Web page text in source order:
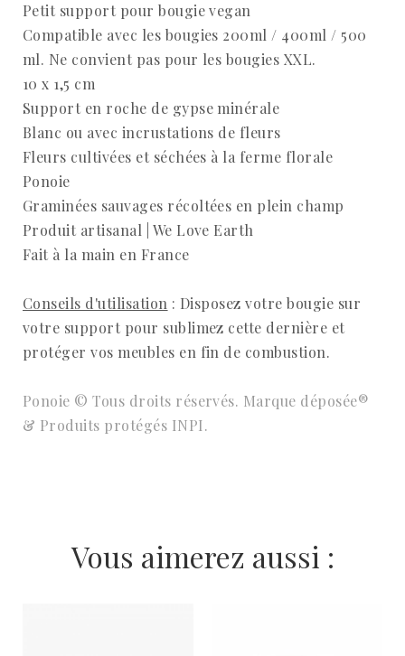
Petit support pour bougie vegan
Compatible avec les bougies 200ml / 400ml / 500
ml. Ne convient pas pour les bougies XXL.
10 x 1,5 cm
Support en roche de gypse minérale
Blanc ou avec incrustations de fleurs
Fleurs cultivées et séchées à la ferme florale
Ponoie
Graminées sauvages récoltées en plein champ
Produit artisanal | We Love Earth
Fait à la main en France
Conseils d'utilisation : Disposez votre bougie sur
votre support pour sublimez cette dernière et
protéger vos meubles en fin de combustion.
Ponoie © Tous droits réservés. Marque déposée®
& Produits protégés INPI.
Vous aimerez aussi :